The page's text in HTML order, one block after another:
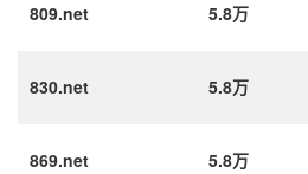
809.net 5.8万
830.net 5.8万
869.net 5.8万